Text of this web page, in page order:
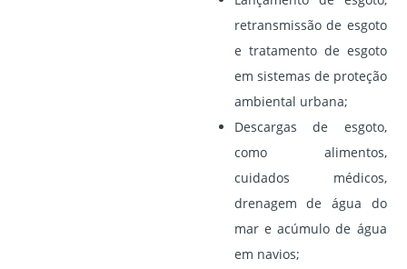
retransmissão de esgoto
e tratamento de esgoto
em sistemas de proteção
ambiental urbana;
Descargas de esgoto,
como alimentos,
cuidados médicos,
drenagem de água do
mar e acúmulo de água
em navios;